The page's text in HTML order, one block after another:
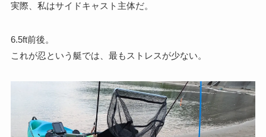
実際、私はサイドキャスト主体だ。
6.5ft前後。
これが忍という艇では、最もストレスが少ない。